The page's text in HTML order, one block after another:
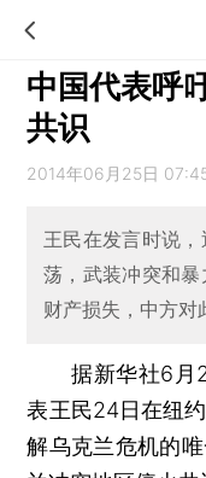
中国代表呼
共识
2014年06月25日
王民在发言时说
荡，武装冲突和
财产损失，中方对
据新华社6月
表王民24日在纽
解乌克兰危机的